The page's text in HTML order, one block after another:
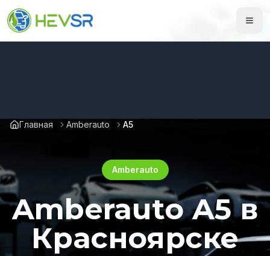
Главная Amberauto A5
Amberauto
Amberauto A5 в
Красноярске